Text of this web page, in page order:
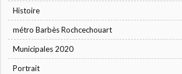
Histoire
métro Barbès Rochcechouart
Municipales 2020
Portrait